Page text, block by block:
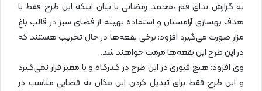
به گزارش ندای قم ،محمد رمضانی با بیان اینکه این طرح فقط با
هدف بهسازی آرامستان و استفاده بهینه از فضای سبز در قالب باغ
مزار صورت می‌گیرد افزود: برخی بقعه‌ها در حال تخریب هستند که
در این طرح این بقعه‌ها مرمت خواهند شد.
وی افزود: هیچ قبوری در این طرح در گذرگاه و یا معبر قرار نمی‌گیرد
و این طرح فقط برای تبدیل کردن این مکان به فضایی مناسب در